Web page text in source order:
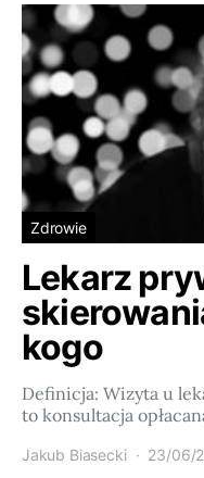
Zdrowie
Lekarz
kogo
Definicja: Wizyta u
to konsultacja
Jakub Biasecki 23/06/